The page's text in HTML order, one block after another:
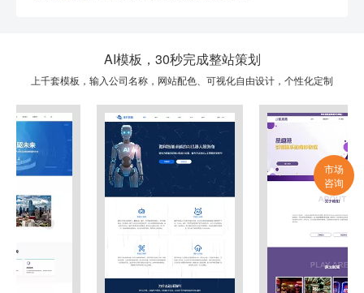
AI模板，30秒完成整站策划
上千套模板，输入公司名称，网站配色、可视化自由设计，个性化定制
市场
咨询